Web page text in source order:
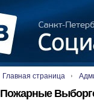
Главная страница
Пожарные